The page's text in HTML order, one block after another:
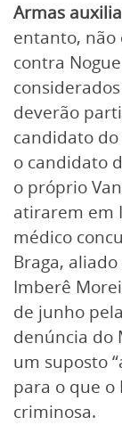
Armas
entanto, não
contra
deverão
candidato
o candidato
o próprio
atirarem em
médico
Braga,
Imberê
de junho
denúncia do
um suposto
para o que o
criminosa.